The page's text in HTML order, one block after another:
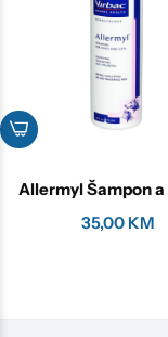
Allermyl Šampon
35,00 KM